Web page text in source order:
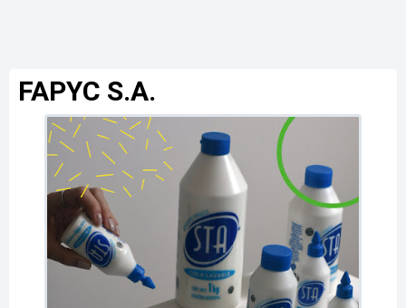
FAPYC S.A.